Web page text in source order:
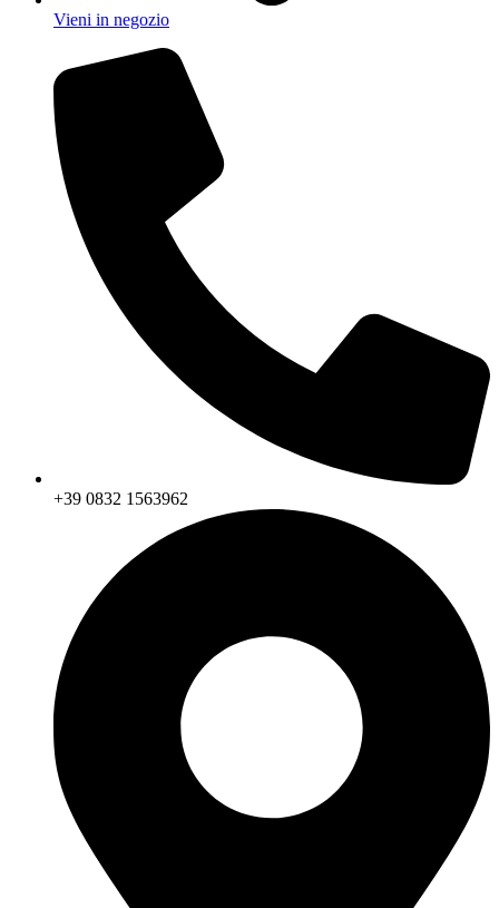
Vieni in negozio
+39 0832 1563962